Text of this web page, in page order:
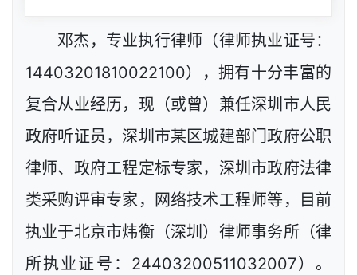
邓杰，专业执行律师（律师执业证号：
14403201810022100），拥有十分丰富的
复合从业经历，现（或曾）兼任深圳市人民
政府听证员，深圳市某区城建部门政府公职
律师、政府工程定标专家，深圳市政府法律
类采购评审专家，网络技术工程师等，目前
执业于北京市炜衡（深圳）律师事务所（律
所执业证号：24403200511032007）。